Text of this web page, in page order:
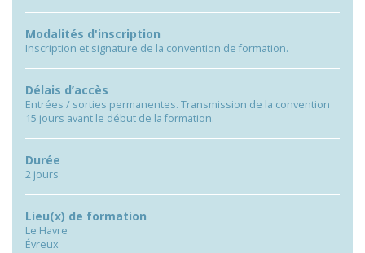
Modalités d'inscription
Inscription et signature de la convention de formation.
Délais d’accès
Entrées / sorties permanentes. Transmission de la convention
15 jours avant le début de la formation.
Durée
2 jours
Lieu(x) de formation
Le Havre
Évreux